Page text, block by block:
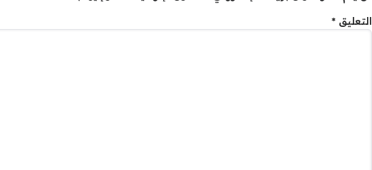
التعليق *